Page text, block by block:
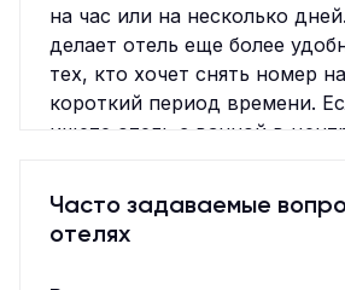
на час или на несколько
делает отель еще более
тех, кто хочет снять номер на
короткий период времени.
ищете отель с ванной в
наслаждайтесь комфортным
в отеле с ванной!
Часто задаваемые
отелях